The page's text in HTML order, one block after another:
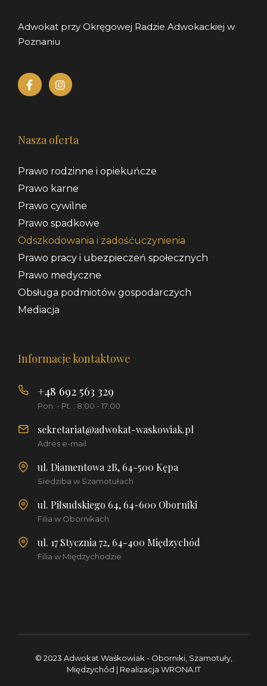
Adwokat przy Okręgowej Radzie Adwokackiej w
Poznaniu
Nasza oferta
Prawo rodzinne i opiekuńcze
Prawo karne
Prawo cywilne
Prawo spadkowe
Odszkodowania i zadośćuczynienia
Prawo pracy i ubezpieczeń społecznych
Prawo medyczne
Obsługa podmiotów gospodarczych
Mediacja
Informacje kontaktowe
+48 692 563 329
Pon. - Pt. : 8:00 - 17:00
sekretariat@adwokat-waskowiak.pl
Adres e-mail
ul. Diamentowa 2B, 64-500 Kępa
Siedziba w Szamotułach
ul. Piłsudskiego 64, 64-600 Oborniki
Filia w Obornikach
ul. 17 Stycznia 72, 64-400 Międzychód
Filia w Międzychodzie
© 2023 Adwokat Waśkowiak - Oborniki, Szamotuły,
Międzychód | Realizacja WRONA.IT